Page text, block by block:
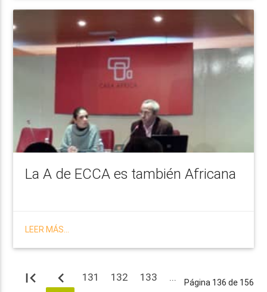
La A de ECCA es también Africana
LEER MÁS...
Página 136 de 156
first_page navigate_before 131 132 133
...